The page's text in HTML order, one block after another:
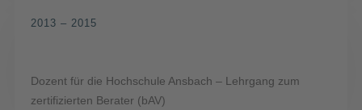
2013 – 2015
Dozent für die Hochschule Ansbach – Lehrgang zum
zertifizierten Berater (bAV)